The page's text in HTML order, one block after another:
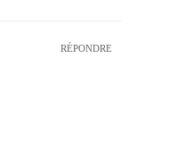
RÉPONDRE